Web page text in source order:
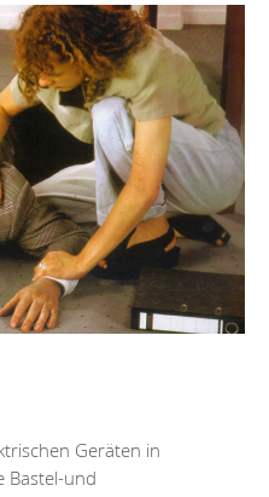
Geräten in
Bastel-und